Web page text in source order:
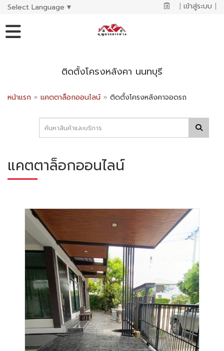
Select Language ▼ | เข้าสู่ระบบ |
ติดตั้งโครงหลังคา นนทบุรี
หน้าแรก » แคตตาล็อกออนไลน์ » ติดตั้งโครงหลังคาจอดรถ
แคตตาล็อกออนไลน์